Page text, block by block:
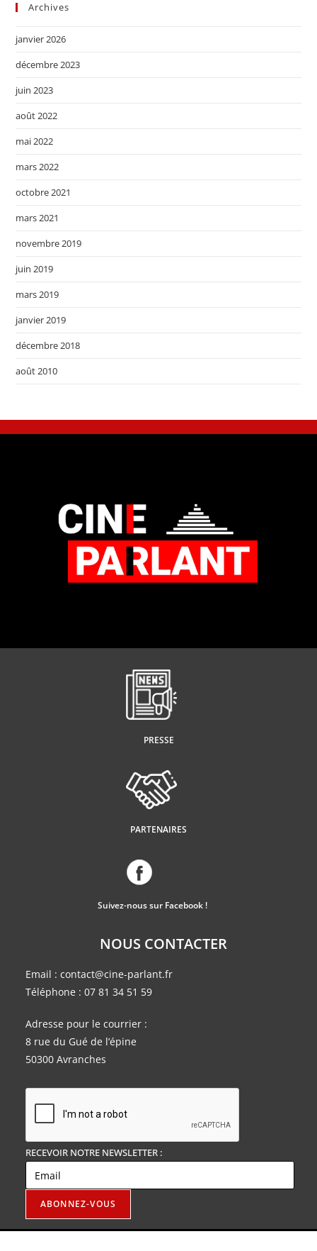
Archives
janvier 2026
décembre 2023
juin 2023
août 2022
mai 2022
mars 2022
octobre 2021
mars 2021
novembre 2019
juin 2019
mars 2019
janvier 2019
décembre 2018
août 2010
PRESSE
PARTENAIRES
Suivez-nous sur Facebook !
NOUS CONTACTER
Email : contact@cine-parlant.fr
Téléphone : 07 81 34 51 59
Adresse pour le courrier :
8 rue du Gué de l’épine
50300 Avranches
RECEVOIR NOTRE NEWSLETTER :